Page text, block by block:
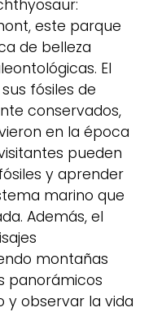
este parque
de belleza
El
fósiles de
conservados,
en la época
pueden
y aprender
marino que
Además, el
montañas
panorámicos
y observar la vida